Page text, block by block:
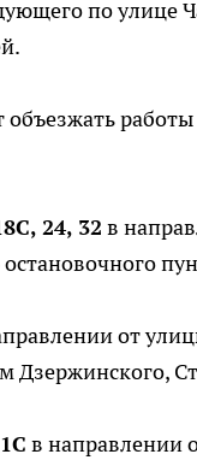
по улице
объезжать
24, 32 в
от
Дзержинского,
в направлении